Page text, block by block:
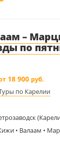
–
по
18 900 руб.
по Карелии
• Валаам •